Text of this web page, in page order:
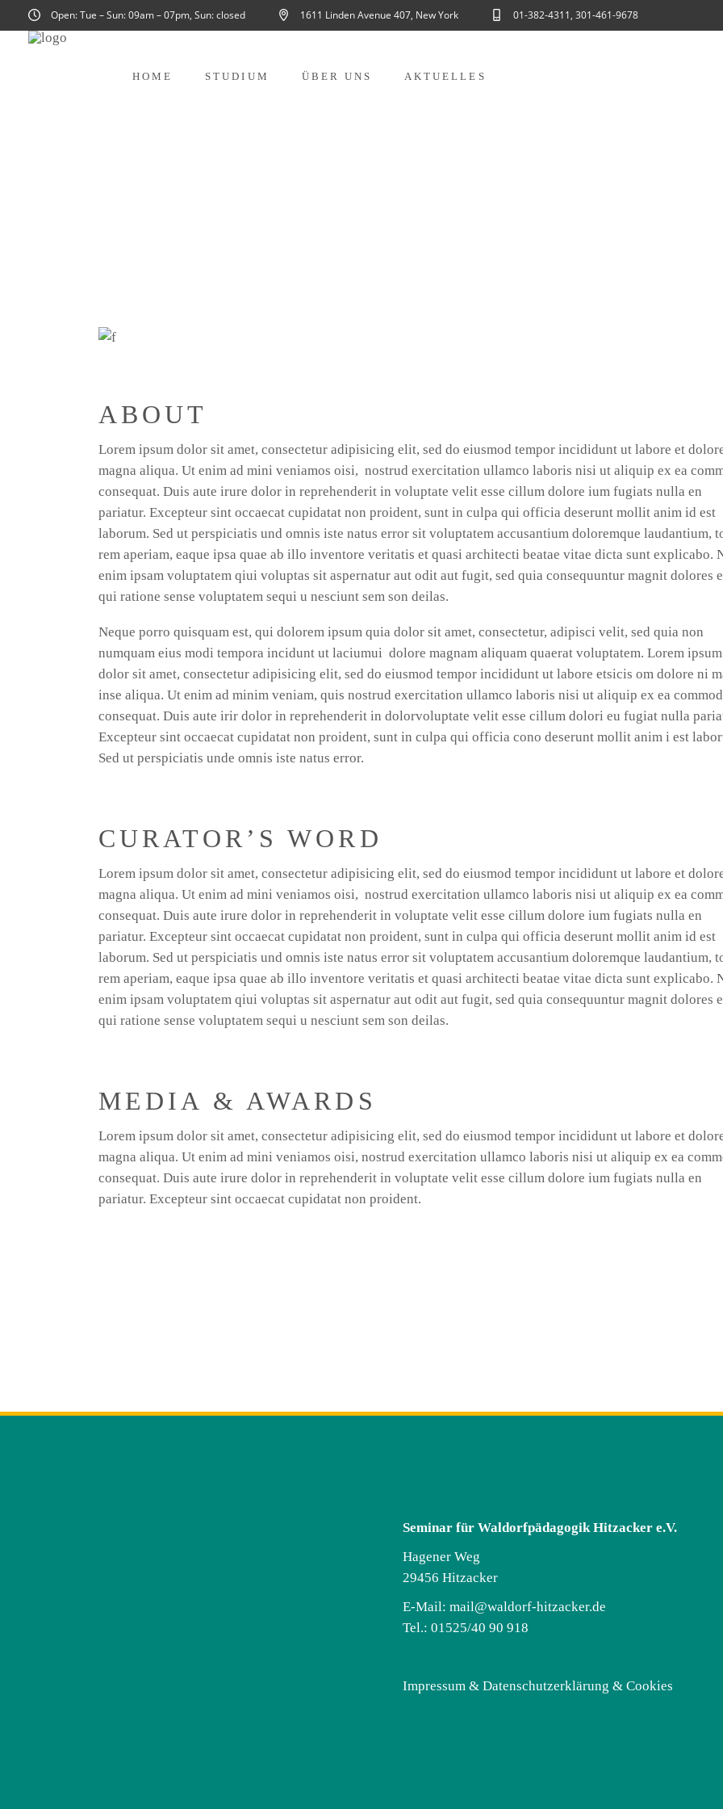
Open: Tue – Sun: 09am – 07pm, Sun: closed 1611 Linden Avenue 407, New York 01-382-4311, 301-461-9678
HOME STUDIUM ÜBER UNS AKTUELLES
ABOUT
Lorem ipsum dolor sit amet, consectetur adipisicing elit, sed do eiusmod tempor incididunt ut labore et
magna aliqua. Ut enim ad mini veniamos oisi, nostrud exercitation ullamco laboris nisi ut aliquip ex ea
consequat. Duis aute irure dolor in reprehenderit in voluptate velit esse cillum dolore ium fugiats nulla en
pariatur. Excepteur sint occaecat cupidatat non proident, sunt in culpa qui officia deserunt mollit anim id est
laborum. Sed ut perspiciatis und omnis iste natus error sit voluptatem accusantium doloremque laudantium,
rem aperiam, eaque ipsa quae ab illo inventore veritatis et quasi architecti beatae vitae dicta sunt explicabo.
enim ipsam voluptatem qiui voluptas sit aspernatur aut odit aut fugit, sed quia consequuntur magnit dolores
qui ratione sense voluptatem sequi u nesciunt sem son deilas.
Neque porro quisquam est, qui dolorem ipsum quia dolor sit amet, consectetur, adipisci velit, sed quia non
numquam eius modi tempora incidunt ut laciumui dolore magnam aliquam quaerat voluptatem. Lorem ipsum
dolor sit amet, consectetur adipisicing elit, sed do eiusmod tempor incididunt ut labore etsicis om dolore ni
inse aliqua. Ut enim ad minim veniam, quis nostrud exercitation ullamco laboris nisi ut aliquip ex ea
consequat. Duis aute irir dolor in reprehenderit in dolorvoluptate velit esse cillum dolori eu fugiat nulla
Excepteur sint occaecat cupidatat non proident, sunt in culpa qui officia cono deserunt mollit anim i est
Sed ut perspiciatis unde omnis iste natus error.
CURATOR’S WORD
Lorem ipsum dolor sit amet, consectetur adipisicing elit, sed do eiusmod tempor incididunt ut labore et
magna aliqua. Ut enim ad mini veniamos oisi, nostrud exercitation ullamco laboris nisi ut aliquip ex ea
consequat. Duis aute irure dolor in reprehenderit in voluptate velit esse cillum dolore ium fugiats nulla en
pariatur. Excepteur sint occaecat cupidatat non proident, sunt in culpa qui officia deserunt mollit anim id est
laborum. Sed ut perspiciatis und omnis iste natus error sit voluptatem accusantium doloremque laudantium,
rem aperiam, eaque ipsa quae ab illo inventore veritatis et quasi architecti beatae vitae dicta sunt explicabo.
enim ipsam voluptatem qiui voluptas sit aspernatur aut odit aut fugit, sed quia consequuntur magnit dolores
qui ratione sense voluptatem sequi u nesciunt sem son deilas.
MEDIA & AWARDS
Lorem ipsum dolor sit amet, consectetur adipisicing elit, sed do eiusmod tempor incididunt ut labore et
magna aliqua. Ut enim ad mini veniamos oisi, nostrud exercitation ullamco laboris nisi ut aliquip ex ea
consequat. Duis aute irure dolor in reprehenderit in voluptate velit esse cillum dolore ium fugiats nulla en
pariatur. Excepteur sint occaecat cupidatat non proident.
Seminar für Waldorfpädagogik Hitzacker e.V.
Hagener Weg
29456 Hitzacker
E-Mail: mail@waldorf-hitzacker.de
Tel.: 01525/40 90 918
Impressum & Datenschutzerklärung & Cookies